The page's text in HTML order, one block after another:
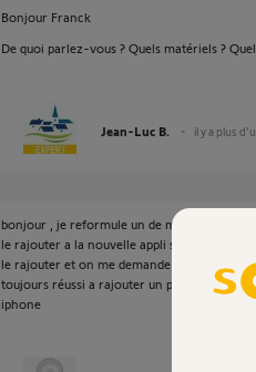
Bonjour Franck
De quoi parlez-vous ? Quels matériels ?
Jean-Luc B. il y a plus
bonjour , je reformule un de mes volets a
le rajouter a la nouvelle appli sur iphone
le rajouter et on me demande sans arrêt
toujours réussi a rajouter un produit lorsque
iphone